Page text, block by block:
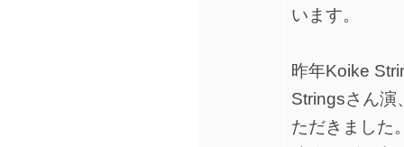
います。
昨年Koike
Stringsさん演
ただきました